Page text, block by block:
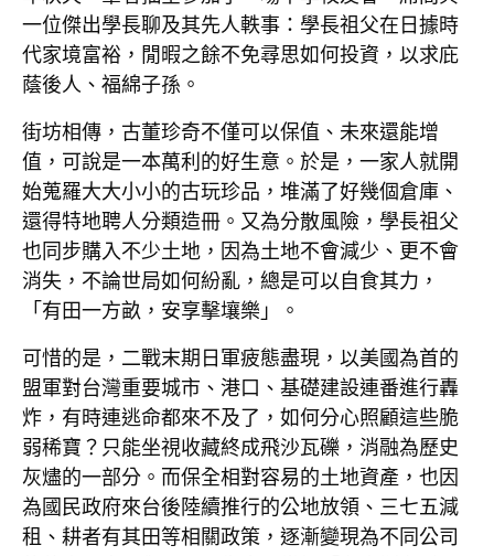
一位傑出學長聊及其先人軼事：學長祖父在日據時
代家境富裕，閒暇之餘不免尋思如何投資，以求庇
蔭後人、福綿子孫。
街坊相傳，古董珍奇不僅可以保值、未來還能增
值，可說是一本萬利的好生意。於是，一家人就開
始蒐羅大大小小的古玩珍品，堆滿了好幾個倉庫、
還得特地聘人分類造冊。又為分散風險，學長祖父
也同步購入不少土地，因為土地不會減少、更不會
消失，不論世局如何紛亂，總是可以自食其力，
「有田一方畝，安享擊壤樂」。
可惜的是，二戰末期日軍疲態盡現，以美國為首的
盟軍對台灣重要城市、港口、基礎建設連番進行轟
炸，有時連逃命都來不及了，如何分心照顧這些脆
弱稀寶？只能坐視收藏終成飛沙瓦礫，消融為歷史
灰燼的一部分。而保全相對容易的土地資產，也因
為國民政府來台後陸續推行的公地放領、三七五減
租、耕者有其田等相關政策，逐漸變現為不同公司